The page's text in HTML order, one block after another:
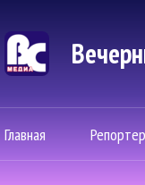
Главная Репортер